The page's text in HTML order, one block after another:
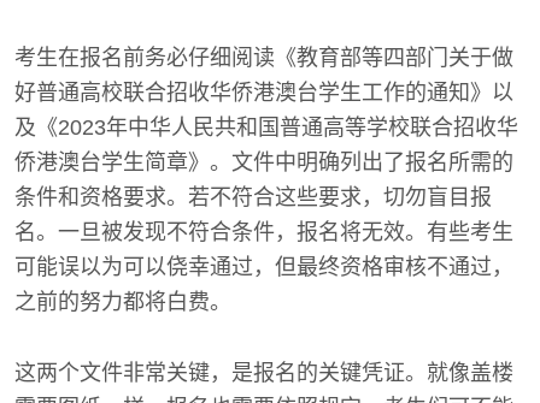
考生在报名前务必仔细阅读《教育部等四部门关于做
好普通高校联合招收华侨港澳台学生工作的通知》以
及《2023年中华人民共和国普通高等学校联合招收华
侨港澳台学生简章》。文件中明确列出了报名所需的
条件和资格要求。若不符合这些要求，切勿盲目报
名。一旦被发现不符合条件，报名将无效。有些考生
可能误以为可以侥幸通过，但最终资格审核不通过，
之前的努力都将白费。
这两个文件非常关键，是报名的关键凭证。就像盖楼